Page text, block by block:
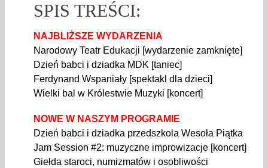
SPIS TREŚCI:
NAJBLIŻSZE WYDARZENIA
Narodowy Teatr Edukacji [wydarzenie zamknięte]
Dzień babci i dziadka MDK [taniec]
Ferdynand Wspaniały [spektakl dla dzieci]
Wielki bal w Królestwie Muzyki [koncert]
NOWE W NASZYM PROGRAMIE
Dzień babci i dziadka przedszkola Wesoła Piątka
Jam Session #2: muzyczne improwizacje [koncert]
Giełda staroci, numizmatów i osobliwości